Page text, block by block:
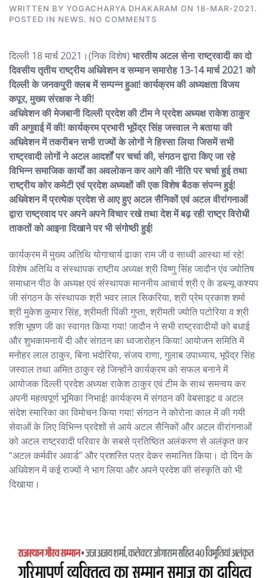
WRITTEN BY YOGACHARYA DHAKARAM ON 18-MAR-2021.
POSTED IN NEWS. NO COMMENTS
KHABAR
दिल्ली 18 मार्च 2021।(निक विशेष) भारतीय अटल सेना राष्ट्रवादी का दो
दिवसीय तृतीय राष्ट्रीय अधिवेशन व सम्मान समारोह 13-14 मार्च 2021 को
दिल्ली के जनकपुरी क्लब में सम्पन्न हुआ! कार्यक्रम की अध्यक्षता विजय
कपूर, मुख्य संरक्षक ने की!
अधिवेशन की मेजबानी दिल्ली प्रदेश की टीम ने प्रदेश अध्यक्ष राकेश ठाकुर
की अगुवाई में की! कार्यक्रम प्रभारी भूपेंद्र सिंह जस्वाल ने बताया की
अधिवेशन में तकरीबन सभी राज्यों के लोगों ने हिस्सा लिया जिसमें सभी
राष्ट्रवादी लोगों ने अटल आदर्शों पर चर्चा की, संगठन द्वारा किए जा रहे
विभिन्न समाजिक कार्यों का अवलोकन कर आगे की नीति पर चर्चा हुई तथा
राष्ट्रीय कोर कमेटी एवं प्रदेश अध्यक्षों की एक विशेष बैठक संपन्न हुई!
अधिवेशन में प्रत्येक प्रदेश से आए हुए अटल सैनिकों एवं अटल वीरांगनाओं
द्वारा राष्ट्रवाद पर अपने अपने विचार रखे तथा देश में बढ़ रही राष्ट्र विरोधी
ताकतों को आइना दिखाने पर भी संगोष्ठी हुई!
कार्यक्रम में मुख्य अतिथि योगाचार्य ढाका राम जी व साध्वी आस्था मां रहे!
विशेष अतिथि व संस्थापक राष्टीय अध्यक्ष श्री विष्णु सिंह जादौन एंव ज्योतिष
समाधान पीठ के अध्यक्ष एवं संस्थापक माननीय आचार्य श्री ए के डब्ल्यू कश्यप
जी संगठन के संस्थापक श्री भवर लाल सिकरिया, श्री प्रेम प्रकाश शर्मा
श्री मुकेश कुमार सिंह, श्रीमती पिंकी गुप्ता, श्रीमती ज्योति पटोरिया व श्री
शशि भूषण जी का स्वागत किया गया! जादौन ने सभी राष्ट्रवादीयों को बधाई
और शुभकामनायें दी और संग़ठन का ध्वजारोहन किया! आयोजन समिति में
मनोहर लाल ठाकुर, बिना भदोरिया, संजय राणा, गुलाब उपाध्याय, भूपेंद्र सिंह
जस्वाल तथा अमित ठाकुर रहे जिन्होंने कार्यक्रम को सफल बनाने में
आयोजक दिल्ली प्रदेश अध्यक्ष राकेश ठाकुर एवं टीम के साथ समन्वय कर
अपनी महत्वपूर्ण भूमिका निभाई! कार्यक्रम में संगठन की वेबसाइट व अटल
संदेश स्मारिका का विमोचन किया गया! संगठन ने कोरोना काल में की गयी
सेवाओं के लिए विभिन्न प्रदेशों से आये अटल सैनिकों और अटल वीरांगनाओं
को अटल राष्ट्रवादी परिवार के सबसे प्रतिष्ठित अलंकरण से अलंकृत कर
“अटल कर्मवीर अवार्ड” और प्रशस्ति पत्र देकर समानित किया। दो दिन के
अधिवेशन में कई राज्यों ने भाग लिया और अपने प्रदेश की संस्कृति को भी
दिखाया।